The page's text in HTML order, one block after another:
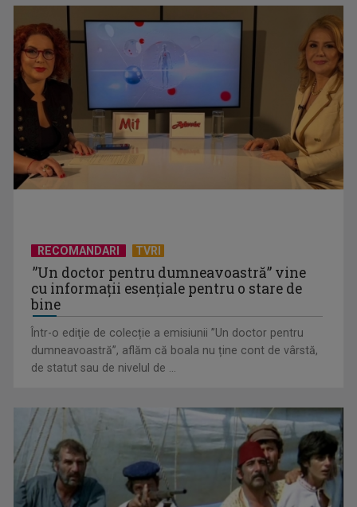
CONCACAF respinge planul FIFA de privatizare parțială a
activităților comerciale
EVENIMENT ESTIVAL - Taberele ARC – Acolo unde începe
ACASĂ
RECOMANDARI TVRI
”Un doctor pentru dumneavoastră” vine
cu informații esențiale pentru o stare de
bine
Într-o ediţie de colecție a emisiunii ”Un doctor pentru
dumneavoastră”, aflăm că boala nu ține cont de vârstă,
de statut sau de nivelul de ...